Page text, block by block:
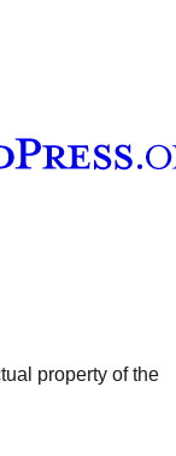
property of the